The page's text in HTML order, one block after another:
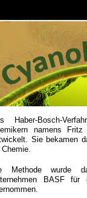
Haber-Bosch-
namens
Sie bekamen
Methode wurde
BASF für